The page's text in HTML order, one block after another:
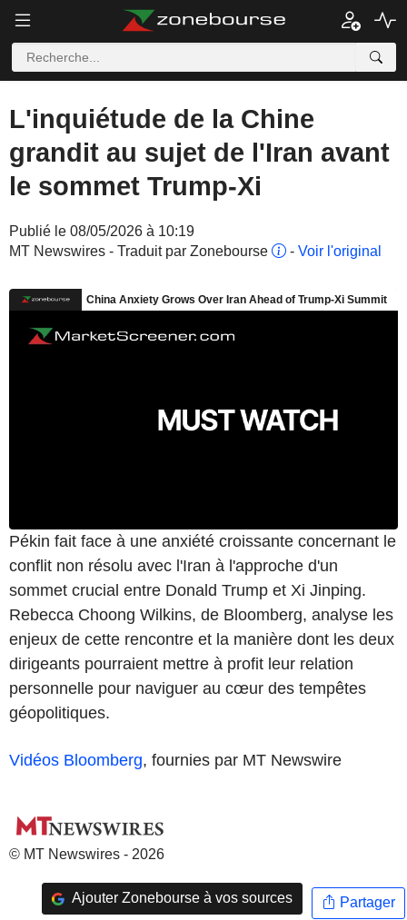
L'inquiétude de la Chine
grandit au sujet de l'Iran avant
le sommet Trump-Xi
Publié le 08/05/2026 à 10:19
MT Newswires - Traduit par Zonebourse
- Voir l'original
Pékin fait face à une anxiété croissante concernant le
conflit non résolu avec l'Iran à l'approche d'un
sommet crucial entre Donald Trump et Xi Jinping.
Rebecca Choong Wilkins, de Bloomberg, analyse les
enjeux de cette rencontre et la manière dont les deux
dirigeants pourraient mettre à profit leur relation
personnelle pour naviguer au cœur des tempêtes
géopolitiques.
Vidéos Bloomberg, fournies par MT Newswire
© MT Newswires - 2026
Ajouter Zonebourse à vos sources Partager